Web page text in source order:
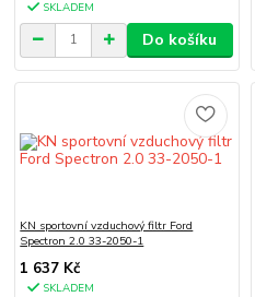
SKLADEM
Do košíku
KN sportovní vzduchový filtr Ford
Spectron 2.0 33-2050-1
1 637 Kč
SKLADEM